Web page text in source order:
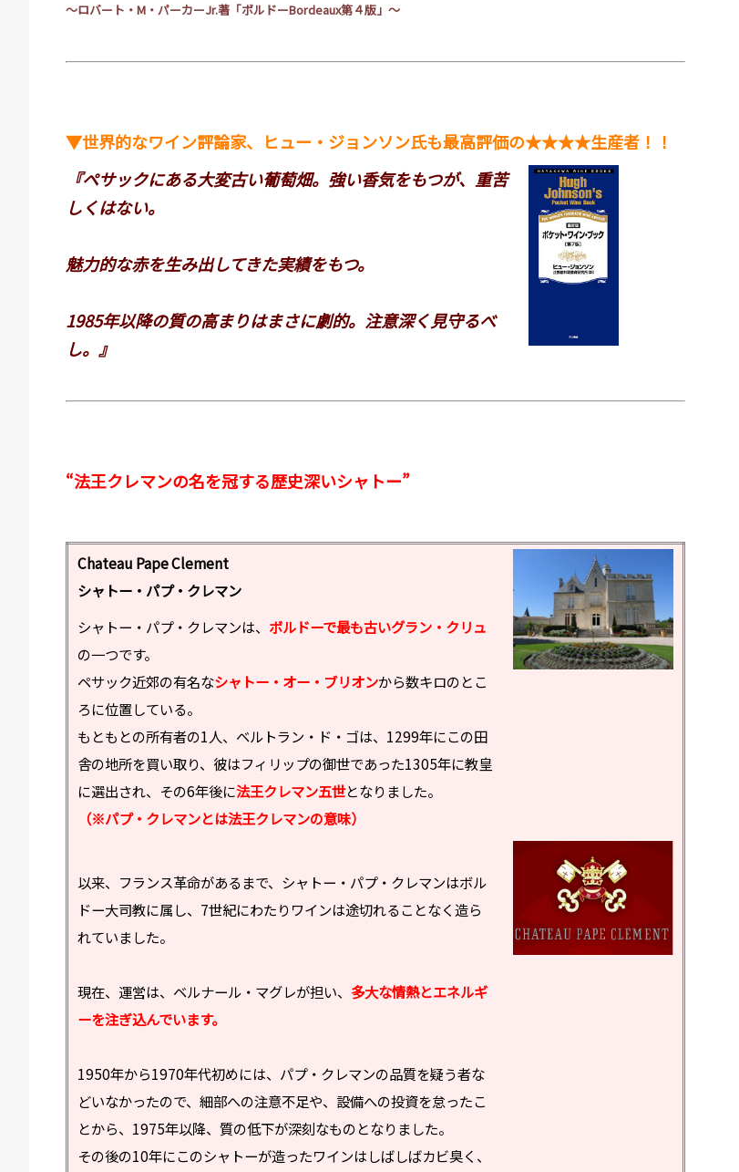
～ロバート・ M ・パーカーJr.著「ボルドーBordeaux第４版」～
▼世界的なワイン評論家、ヒュー・ジョンソン氏も最高評価の★★★★生産者！！
『ペサックにある大変古い葡萄畑。強い香気をもつが、重苦
しくはない。
魅力的な赤を生み出してきた実績をもつ。
1985年以降の質の高まりはまさに劇的。注意深く見守るべ
し。』
“法王クレマンの名を冠する歴史深いシャトー”
Chateau Pape Clement
シャトー・パプ・クレマン
シャトー・パプ・クレマンは、 ボルドーで最も古いグラン・クリュ
の一つです。
ペサック近郊の有名なシャトー・オー・ブリオンから数キロのとこ
ろに位置している。
もともとの所有者の1人、ベルトラン・ド・ゴは、1299年にこの田
舎の地所を買い取り、彼はフィリップの御世であった1305年に教皇
に選出され、その6年後に法王クレマン五世となりました。
（※パプ・クレマンとは法王クレマンの意味）
以来、フランス革命があるまで、シャトー・パプ・クレマンはボル
ドー大司教に属し、7世紀にわたりワインは途切れることなく造ら
れていました。
現在、運営は、ベルナール・マグレが担い、 多大な情熱とエネルギ
ーを注ぎ込んでいます。
1950年から1970年代初めには、パプ・クレマンの品質を疑う者な
どいなかったので、細部への注意不足や、設備への投資を怠ったこ
とから、1975年以降、質の低下が深刻なものとなりました。
その後の10年にこのシャトーが造ったワインはしばしばカビ臭く、